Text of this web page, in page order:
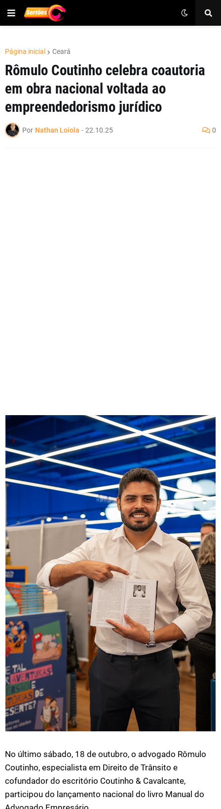
Página inicial Ceará
Rômulo Coutinho celebra coautoria
em obra nacional voltada ao
empreendedorismo jurídico
Por Nathan Loiola - 22.10.25 0
No último sábado, 18 de outubro, o advogado Rômulo
Coutinho, especialista em Direito de Trânsito e
cofundador do escritório Coutinho & Cavalcante,
participou do lançamento nacional do livro Manual do